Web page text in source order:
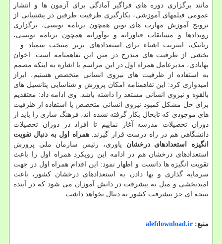
مانند برگزاری دوره های فراگیر آمادگی برای آزمون ها و انتشار
عمومی فیلمهای آموزشی، بکارگیری ظرفیت طرفین در پشتیبانی از
ترویج آموزش مهارت های نوین همچون برنامه نویسی، برگزاری
رویدادها و مسابقات فناورانه و نوآورانه همچون برنامه نویسی،
رباتیک، اینترنت اشیاء برای استعدادهای برتر منتخب سمپاد و…
بخشی از ظرفیت های مندرج در متن این تفاهمنامه است. اخوان
بهابادی، مدیرعامل همراه اول در این مراسم با اشاره به اینکه مصمم
به استفاده از ظرفیت های نیروی انسانی متخصص هستیم، ابراز
امیدواری کرد: این تفاهمنامه امکان پرورش و شناسایی پتانسیل های
بالقوه و نیروی انسانی مستعد را داشته باشد. وی ادامه داد: معتقدیم
برای حل مشکل کمبود نیروی انسانی متخصص یا استفاده از ظرفیت
های موجودی که تابحال بکار گرفته نشده اند، فرهنگ سازی را باید از
دوران تحصیلات مدرسه آغاز نماییم تا افراد در دوران تحصیلات
دانشگاهی هم در راه درست قرار گیرند.همراه اول به دنبال تقویت
انگیزه استعدادهای درخشان یاوری، رئیس سازمان ملی پرورش
استعدادهای درخشان هم در ادامه این رویکرد همراه اول را باعث
تقویت انگیزه ها دانست و اظهار نمود: این اقدام همراه اول در جهت
سرمایه گذاری و بها دادن به استعدادهای درخشان کشور، باعث
امیدبخشی و میل به پیشرفت در دانش آموزان می شود که در آینده
نتیجه ای جز پیشرفت کشور به دنبال نخواهد داشت.
منبع: alefdownload.ir